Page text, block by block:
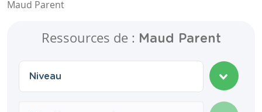
Maud Parent
Ressources de : Maud Parent